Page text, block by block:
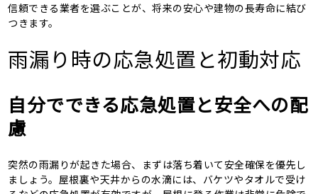
信頼できる業者を選ぶことが、将来の安心や建物の長寿命に結び
つきます。
雨漏り時の応急処置と初動対応
自分でできる応急処置と安全への配
慮
突然の雨漏りが起きた場合、まずは落ち着いて安全確保を優先し
ましょう。屋根裏や天井からの水滴には、バケツやタオルで受け